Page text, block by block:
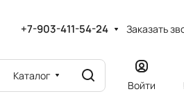
+7-903-411-54-24 Заказать
Каталог
Войти